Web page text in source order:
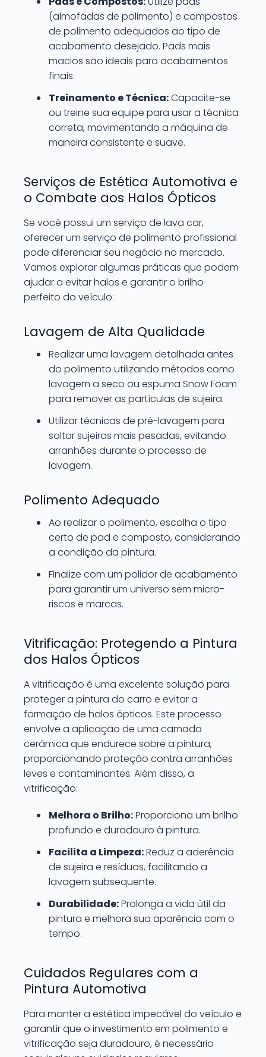
(almofadas de polimento) e compostos
de polimento adequados ao tipo de
acabamento desejado. Pads mais
macios são ideais para acabamentos
finais.
Treinamento e Técnica:Capacite-se
ou treine sua equipe para usar a técnica
correta, movimentando a máquina de
maneira consistente e suave.
Serviços de Estética Automotiva e
o Combate aos Halos Ópticos
Se você possui um serviço de lava car,
oferecer um serviço de polimento profissional
pode diferenciar seu negócio no mercado.
Vamos explorar algumas práticas que podem
ajudar a evitar halos e garantir o brilho
perfeito do veículo:
Lavagem de Alta Qualidade
Realizar uma lavagem detalhada antes
do polimento utilizando métodos como
lavagem a seco ou espuma Snow Foam
para remover as partículas de sujeira.
Utilizar técnicas de pré-lavagem para
soltar sujeiras mais pesadas, evitando
arranhões durante o processo de
lavagem.
Polimento Adequado
Ao realizar o polimento, escolha o tipo
certo de pad e composto, considerando
a condição da pintura.
Finalize com um polidor de acabamento
para garantir um universo sem micro-
riscos e marcas.
Vitrificação: Protegendo a Pintura
dos Halos Ópticos
A vitrificação é uma excelente solução para
proteger a pintura do carro e evitar a
formação de halos ópticos. Este processo
envolve a aplicação de uma camada
cerâmica que endurece sobre a pintura,
proporcionando proteção contra arranhões
leves e contaminantes. Além disso, a
vitrificação:
Melhora o Brilho:Proporciona um brilho
profundo e duradouro à pintura.
Facilita a Limpeza:Reduz a aderência
de sujeira e resíduos, facilitando a
lavagem subsequente.
Durabilidade:Prolonga a vida útil da
pintura e melhora sua aparência com o
tempo.
Cuidados Regulares com a
Pintura Automotiva
Para manter a estética impecável do veículo e
garantir que o investimento em polimento e
vitrificação seja duradouro, é necessário